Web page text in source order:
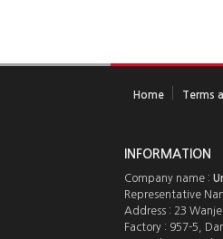
Home Terms
INFORMATION
Company name :
Representative
Address : 23
Factory : 957-5,